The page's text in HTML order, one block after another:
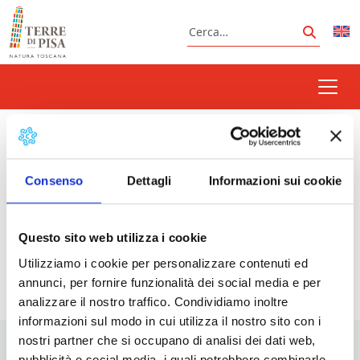
Consenso Dettagli Informazioni sui cookie
Questo sito web utilizza i cookie
Utilizziamo i cookie per personalizzare contenuti ed
annunci, per fornire funzionalità dei social media e per
analizzare il nostro traffico. Condividiamo inoltre
informazioni sul modo in cui utilizza il nostro sito con i
nostri partner che si occupano di analisi dei dati web,
Vai al contenuto
Cerca
Cerca
concerto capodanno
Prossimi eventi
<li>Non ci sono eventi con questo tag</li>